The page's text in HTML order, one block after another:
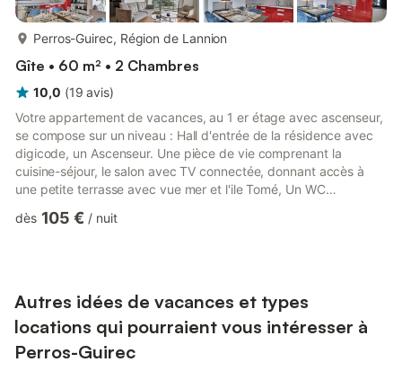
Perros-Guirec, Région de Lannion
Gîte • 60 m² • 2 Chambres
10,0 (19 avis)
Votre appartement de vacances, au 1 er étage avec ascenseur,
se compose sur un niveau : Hall d'entrée de la résidence avec
digicode, un Ascenseur. Une pièce de vie comprenant la
cuisine-séjour, le salon avec TV connectée, donnant accès à
une petite terrasse avec vue mer et l'ile Tomé, Un WC
comprenant 2 lits de 80x200 pouvant être jumelés sur
extérieur de la rés...
dès 105 € / nuit
Autres idées de vacances et types
locations qui pourraient vous intéresser à
Perros-Guirec